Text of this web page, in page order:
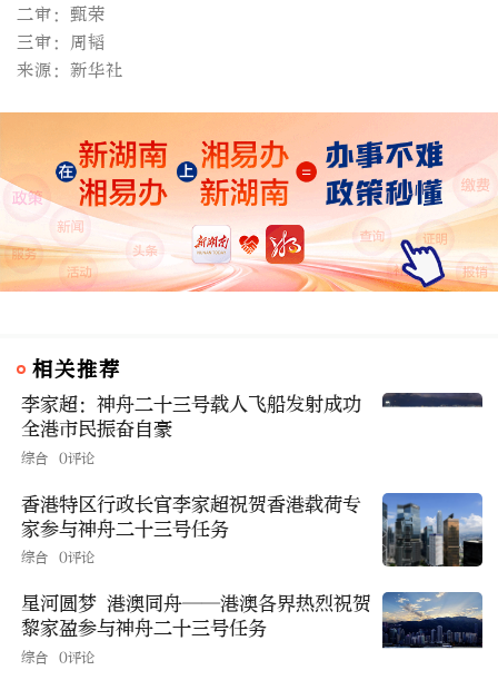
二审：甄荣
三审：周韬
来源：新华社
相关推荐
李家超：神舟二十三号载人飞船发射成功
全港市民振奋自豪
综合 0评论
香港特区行政长官李家超祝贺香港载荷专
家参与神舟二十三号任务
综合 0评论
星河圆梦 港澳同舟——港澳各界热烈祝贺
黎家盈参与神舟二十三号任务
综合 0评论